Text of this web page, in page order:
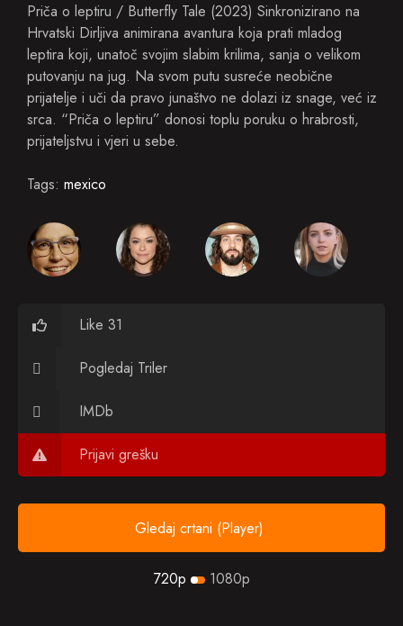
Priča o leptiru / Butterfly Tale (2023) Sinkronizirano na
Hrvatski Dirljiva animirana avantura koja prati mladog
leptira koji, unatoč svojim slabim krilima, sanja o velikom
putovanju na jug. Na svom putu susreće neobične
prijatelje i uči da pravo junaštvo ne dolazi iz snage, već iz
srca. “Priča o leptiru” donosi toplu poruku o hrabrosti,
prijateljstvu i vjeri u sebe.
Tags: mexico
Like 31
Pogledaj Triler
IMDb
Prijavi grešku
Gledaj crtani (Player)
720p 1080p